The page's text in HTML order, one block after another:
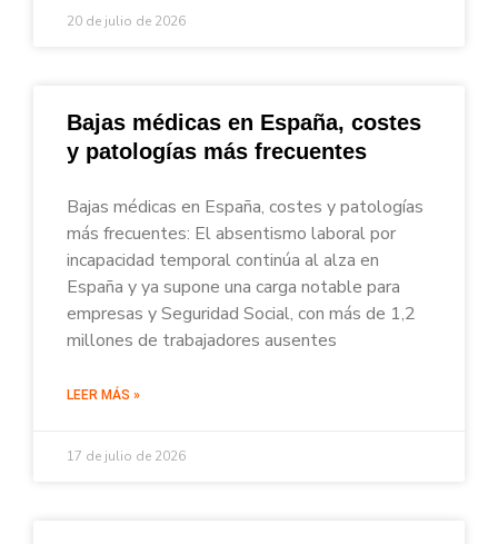
20 de julio de 2026
Bajas médicas en España, costes
y patologías más frecuentes
Bajas médicas en España, costes y patologías
más frecuentes: El absentismo laboral por
incapacidad temporal continúa al alza en
España y ya supone una carga notable para
empresas y Seguridad Social, con más de 1,2
millones de trabajadores ausentes
LEER MÁS »
17 de julio de 2026